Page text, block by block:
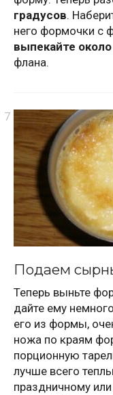
градусов.
него формочки с
выпекайте
флана.
Подаем
Теперь выньте
дайте ему
его из формы,
ножа по краям
порционную
лучше всего
праздничному